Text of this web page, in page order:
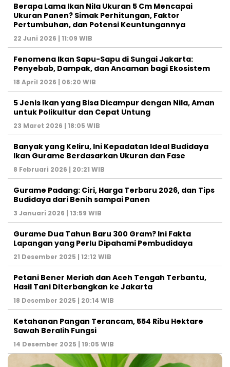
Berapa Lama Ikan Nila Ukuran 5 Cm Mencapai
Ukuran Panen? Simak Perhitungan, Faktor
Pertumbuhan, dan Potensi Keuntungannya
22 Juni 2026 | 11:09 WIB
Fenomena Ikan Sapu-Sapu di Sungai Jakarta:
Penyebab, Dampak, dan Ancaman bagi Ekosistem
18 April 2026 | 06:20 WIB
5 Jenis Ikan yang Bisa Dicampur dengan Nila, Aman
untuk Polikultur dan Cepat Untung
23 Maret 2026 | 18:05 WIB
Banyak yang Keliru, Ini Kepadatan Ideal Budidaya
Ikan Gurame Berdasarkan Ukuran dan Fase
8 Februari 2026 | 20:21 WIB
Gurame Padang: Ciri, Harga Terbaru 2026, dan Tips
Budidaya dari Benih sampai Panen
3 Januari 2026 | 13:59 WIB
Gurame Dua Tahun Baru 300 Gram? Ini Fakta
Lapangan yang Perlu Dipahami Pembudidaya
21 Desember 2025 | 12:12 WIB
Petani Bener Meriah dan Aceh Tengah Terbantu,
Hasil Tani Diterbangkan ke Jakarta
18 Desember 2025 | 20:14 WIB
Ketahanan Pangan Terancam, 554 Ribu Hektare
Sawah Beralih Fungsi
14 Desember 2025 | 19:05 WIB